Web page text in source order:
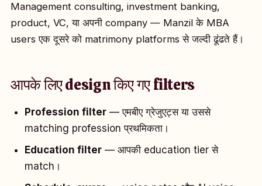
Management consulting, investment banking,
product, VC, या अपनी company — Manzil के MBA
users एक दूसरे को matrimony platforms से जल्दी ढूंढते हैं।
आपके लिए design किए गए filters
Profession filter — एमबीए ग्रेजुएट्स या उससे
matching profession प्रथमिकता।
Education filter — आपकी education tier से
match।